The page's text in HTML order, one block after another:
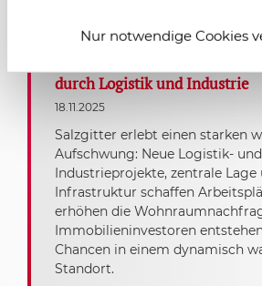
Nur notwendige Cookies
durch Logistik und Industrie
18.11.2025
Salzgitter erlebt einen starken
Aufschwung: Neue Logistik- und
Industrieprojekte, zentrale
Infrastruktur schaffen
erhöhen die
Immobilieninvestoren
Chancen in einem dynamisch
Standort.